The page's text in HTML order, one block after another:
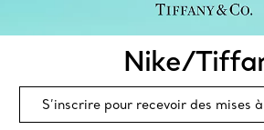
Nike/
S’inscrire pour recevoir des mises